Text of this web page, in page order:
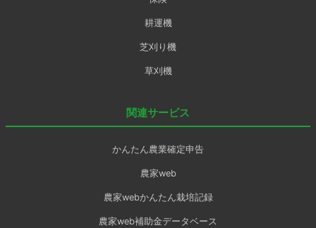
耕運機
芝刈り機
草刈機
関連サービス
かんたん農業確定申告
農家web
農家webかんたん栽培記録
農家web補助金データベース